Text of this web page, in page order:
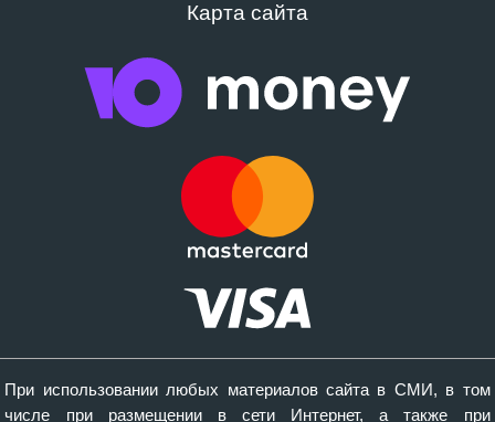
Карта сайта
При использовании любых материалов сайта в СМИ, в том
числе при размещении в сети Интернет, а также при